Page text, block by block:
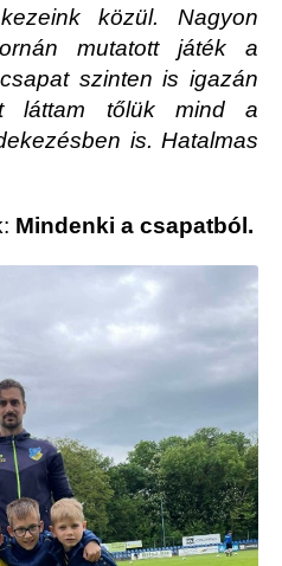
közül. Nagyon
mutatott játék a
szinten is igazán
láttam tőlük mind a
is. Hatalmas
Mindenki a csapatból.